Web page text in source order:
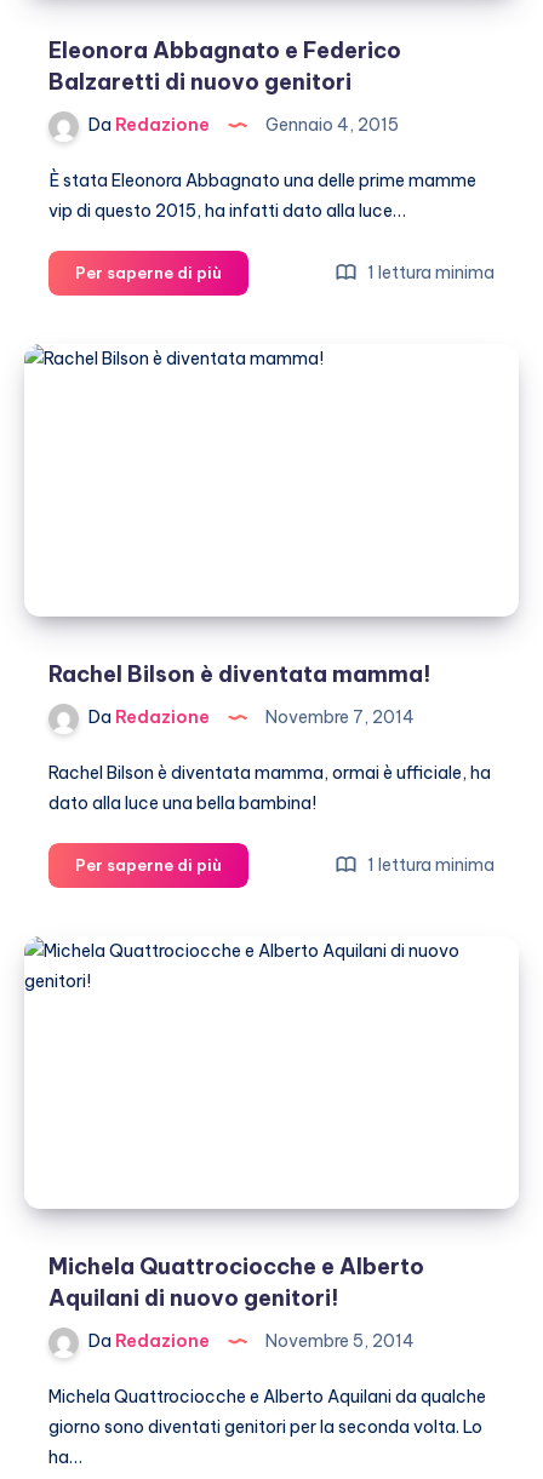
Eleonora Abbagnato e Federico
Balzaretti di nuovo genitori
Da Redazione Gennaio 4, 2015
È stata Eleonora Abbagnato una delle prime mamme
vip di questo 2015, ha infatti dato alla luce…
Per saperne di più
Abbagnato
Federico
1 lettura minima
Rachel Bilson è diventata mamma!
Da Redazione Novembre 7, 2014
Rachel Bilson è diventata mamma, ormai è ufficiale, ha
dato alla luce una bella bambina!
Per saperne di più
Bilson
diventata
1 lettura minima
Michela Quattrociocche e Alberto
Aquilani di nuovo genitori!
Da Redazione Novembre 5, 2014
Michela Quattrociocche e Alberto Aquilani da qualche
giorno sono diventati genitori per la seconda volta. Lo
ha…